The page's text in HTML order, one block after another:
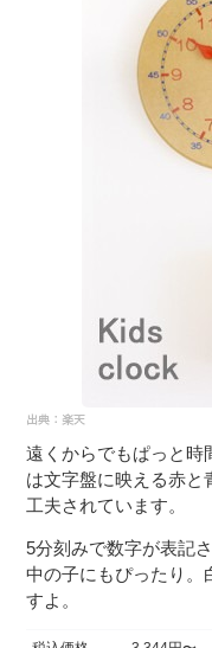
遠くからでもぱっと時
は文字盤に映える赤と
工夫されています。
5分刻みで数字が表記
中の子にもぴったり。
すよ。